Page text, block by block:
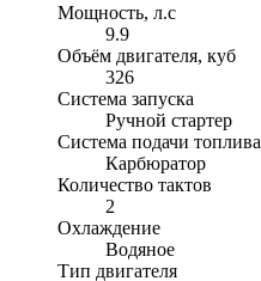
Мощность, л.с
9.9
Объём двигателя, куб
326
Система запуска
Ручной стартер
Система подачи топлива
Карбюратор
Количество тактов
2
Охлаждение
Водяное
Тип двигателя